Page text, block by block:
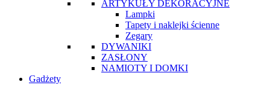
ARTYKUŁY DEKORACYJNE
Lampki
Tapety i naklejki ścienne
Zegary
DYWANIKI
ZASŁONY
NAMIOTY I DOMKI
Gadżety